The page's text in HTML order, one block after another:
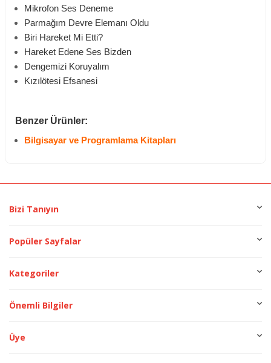
Mikrofon Ses Deneme
Parmağım Devre Elemanı Oldu
Biri Hareket Mi Etti?
Hareket Edene Ses Bizden
Dengemizi Koruyalım
Kızılötesi Efsanesi
Benzer Ürünler:
Bilgisayar ve Programlama Kitapları
Bizi Tanıyın
Popüler Sayfalar
Kategoriler
Önemli Bilgiler
Üye